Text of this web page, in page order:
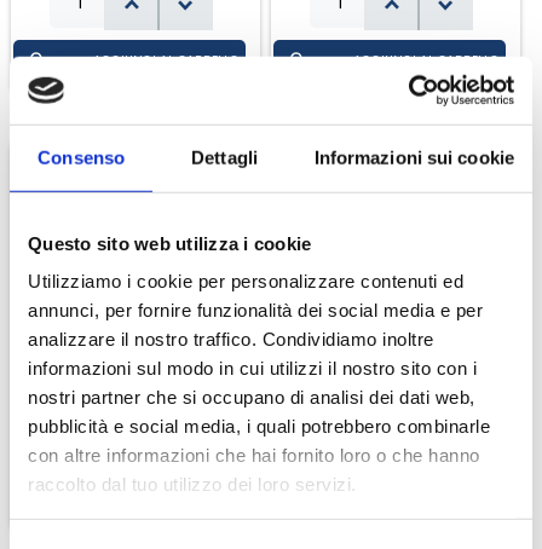
Consenso Dettagli Informazioni sui cookie
Questo sito web utilizza i cookie
Utilizziamo i cookie per personalizzare contenuti ed
annunci, per fornire funzionalità dei social media e per
analizzare il nostro traffico. Condividiamo inoltre
informazioni sul modo in cui utilizzi il nostro sito con i
nostri partner che si occupano di analisi dei dati web,
pubblicità e social media, i quali potrebbero combinarle
con altre informazioni che hai fornito loro o che hanno
raccolto dal tuo utilizzo dei loro servizi.
Carta Cucina Regina Di
Cuori X 6 Rotoli
€ 8,90
DOMOPAK PELLICOLA 30
€ 1,90